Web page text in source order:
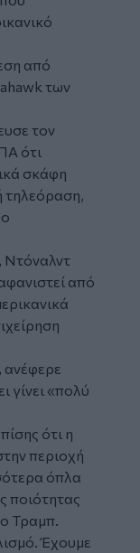
από
των
τον
ότι
σκάφη
τηλεόραση,
από
ανέφερε
γίνει «πολύ
ότι η
περιοχή
όπλα
ποιότητας
Τραμπ.
Έχουμε